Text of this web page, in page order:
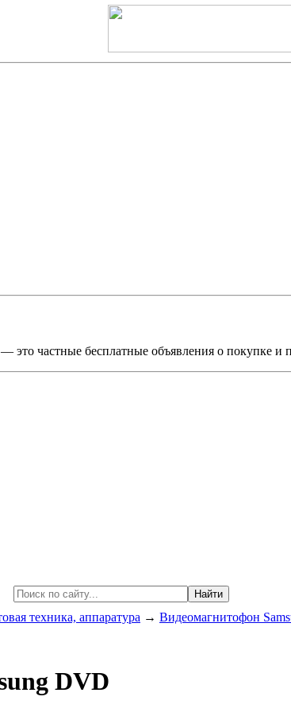
— это частные бесплатные объявления о покупке и
Найти
техника, аппаратура → Видеомагнитофон
DVD